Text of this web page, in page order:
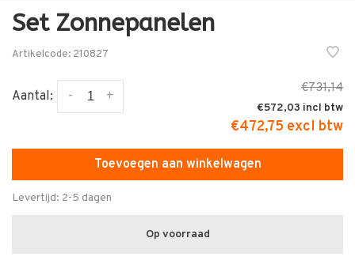
Set Zonnepanelen
Artikelcode: 210827
Aantal: +
-
€731,14
€572,03
€472,75 excl btw
Toevoegen aan winkelwagen
Levertijd: 2-5 dagen
Op voorraad